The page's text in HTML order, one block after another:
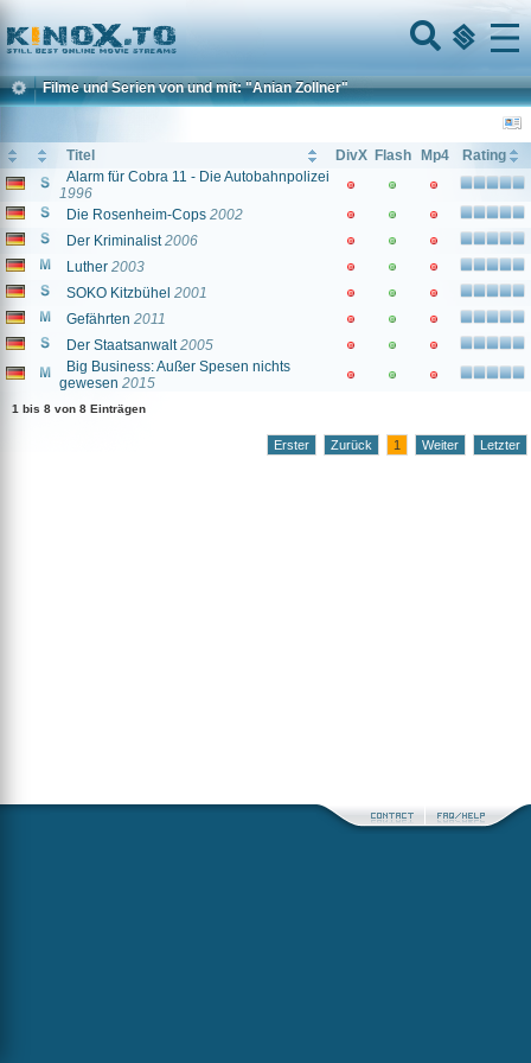
Home
Menu
Filme und Serien von und mit: "Anian Zollner"
Titel DivX Flash Mp4
Rating
Alarm für Cobra 11 - Die Autobahnpolizei
1996
Die Rosenheim-Cops 2002
Der Kriminalist 2006
Luther 2003
SOKO Kitzbühel 2001
Gefährten 2011
Der Staatsanwalt 2005
Big Business: Außer Spesen nichts
gewesen 2015
1 bis 8 von 8 Einträgen
Erster Zurück 1 Weiter Letzter